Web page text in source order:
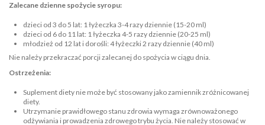
Zalecane dzienne spożycie syropu:
dzieci od 3 do 5 lat: 1 łyżeczka 3-4 razy dziennie (15-20 ml)
dzieci od 6 do 11 lat: 1 łyżeczka 4-5 razy dziennie (20-25 ml)
młodzież od 12 lat i dorośli: 4 łyżeczki 2 razy dziennie (40 ml)
Nie należy przekraczać porcji zalecanej do spożycia w ciągu dnia.
Ostrzeżenia:
Suplement diety nie może być stosowany jako zamiennik zróżnicowanej
diety.
Utrzymanie prawidłowego stanu zdrowia wymaga zrównoważonego
odżywiania i prowadzenia zdrowego trybu życia. Nie należy stosować w